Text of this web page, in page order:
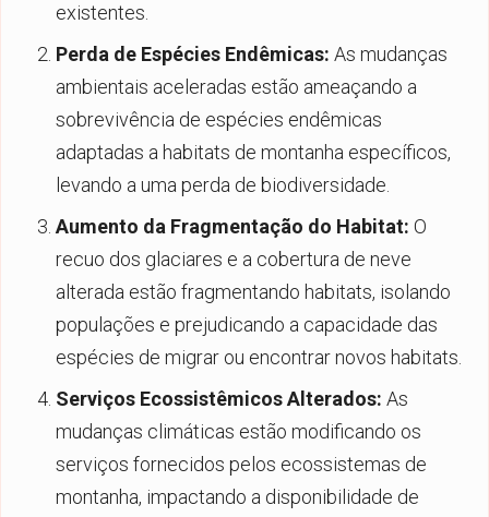
existentes.
Perda de Espécies Endêmicas: As mudanças
ambientais aceleradas estão ameaçando a
sobrevivência de espécies endêmicas
adaptadas a habitats de montanha específicos,
levando a uma perda de biodiversidade.
Aumento da Fragmentação do Habitat: O
recuo dos glaciares e a cobertura de neve
alterada estão fragmentando habitats, isolando
populações e prejudicando a capacidade das
espécies de migrar ou encontrar novos habitats.
Serviços Ecossistêmicos Alterados: As
mudanças climáticas estão modificando os
serviços fornecidos pelos ecossistemas de
montanha, impactando a disponibilidade de